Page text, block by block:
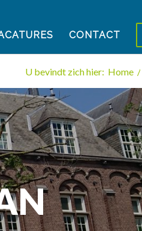
CONTACT
U bevindt zich hier: Home /